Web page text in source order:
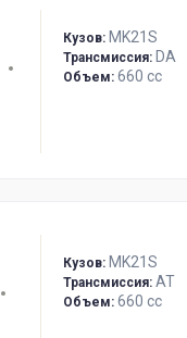
Кузов: MK21S
Трансмиссия: DA
Объем: 660 сс
Кузов: MK21S
Трансмиссия: AT
Объем: 660 сс